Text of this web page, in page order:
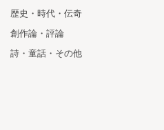
歴史・時代・伝奇
創作論・評論
詩・童話・その他